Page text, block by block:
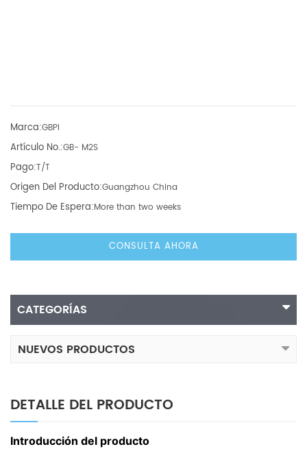
Marca:GBPI
Artículo No.:GB- M2S
Pago:T/T
Origen Del Producto:Guangzhou China
Tiempo De Espera:More than two weeks
CONSULTA AHORA
CATEGORÍAS
NUEVOS PRODUCTOS
DETALLE DEL PRODUCTO
Introducción del producto